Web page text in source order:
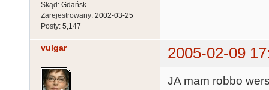
Skąd: Gdańsk
Zarejestrowany: 2002-03-25
Posty: 5,147
vulgar 2005-02-09
JA mam robbo